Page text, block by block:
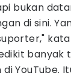
bukan
di sini.
kata
banyak
YouTube.